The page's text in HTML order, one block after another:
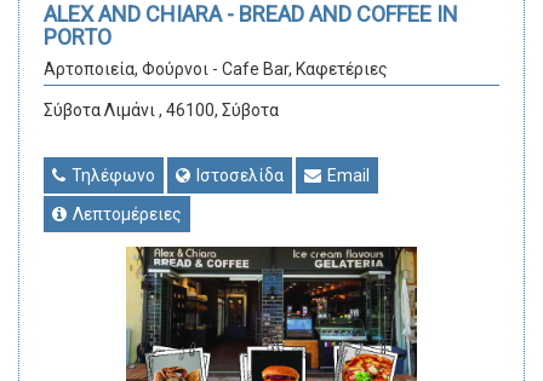
ALEX AND CHIARA - BREAD AND COFFEE IN
PORTO
Αρτοποιεία, Φούρνοι - Cafe Bar, Καφετέριες
Σύβοτα Λιμάνι , 46100, Σύβοτα
Τηλέφωνο Ιστοσελίδα
Email
Λεπτομέρειες